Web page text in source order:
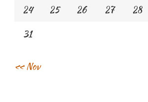
24
25 26 27 28
31
« Nov